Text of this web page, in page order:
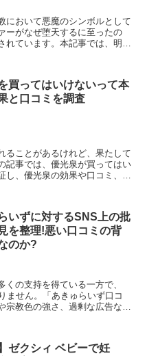
において悪魔のシンボルとして
ーがなぜ堕天するに至ったの
れています。本記事では、明け
買ってはいけないって本
と口コミを調査
ることがあるけれど、果たして
記事では、優光泉が買ってはい
、優光泉の効果や口コミ、正
いずに対するSNS上の批
を整理!悪い口コミの背
のか?
の支持を得ている一方で、
ません。「あきゅらいず口コ
宗教色の強さ、過剰な広告など
ゼクシィ ベビーで妊